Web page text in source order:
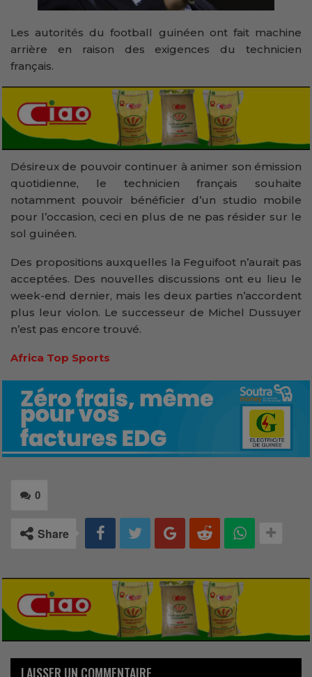
Les autorités du football guinéen ont fait machine
arrière en raison des exigences du technicien
français.
Désireux de pouvoir continuer à animer son émission
quotidienne, le technicien français souhaite
notamment pouvoir bénéficier d’un studio mobile
pour l’occasion, ceci en plus de ne pas résider sur le
sol guinéen.
Des propositions auxquelles la Feguifoot n’aurait pas
acceptées. Des nouvelles discussions ont eu lieu le
week-end dernier, mais les deux parties n’accordent
plus leur violon. Le successeur de Michel Dussuyer
n’est pas encore trouvé.
Africa Top Sports
0
Share
LAISSER UN COMMENTAIRE